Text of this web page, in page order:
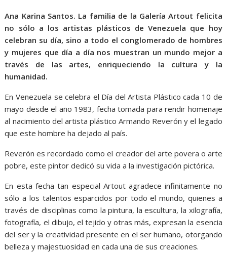
Ana Karina Santos. La familia de la Galería Artout felicita
no sólo a los artistas plásticos de Venezuela que hoy
celebran su día, sino a todo el conglomerado de hombres
y mujeres que día a día nos muestran un mundo mejor a
través de las artes, enriqueciendo la cultura y la
humanidad.
En Venezuela se celebra el Día del Artista Plástico cada 10 de
mayo desde el año 1983, fecha tomada para rendir homenaje
al nacimiento del artista plástico Armando Reverón y el legado
que este hombre ha dejado al país.
Reverón es recordado como el creador del arte povera o arte
pobre, este pintor dedicó su vida a la investigación pictórica.
En esta fecha tan especial Artout agradece infinitamente no
sólo a los talentos esparcidos por todo el mundo, quienes a
través de disciplinas como la pintura, la escultura, la xilografía,
fotografía, el dibujo, el tejido y otras más, expresan la esencia
del ser y la creatividad presente en el ser humano, otorgando
belleza y majestuosidad en cada una de sus creaciones.